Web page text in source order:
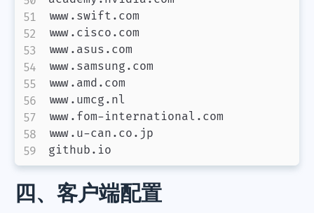
www.swift.com
www.cisco.com
www.asus.com
www.samsung.com
www.amd.com
www.umcg.nl
www.fom-international.com
www.u-can.co.jp
四、客户端配置